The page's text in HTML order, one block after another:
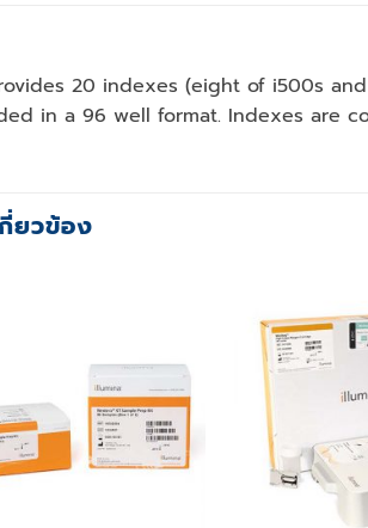
20 indexes (eight of i500s
in a 96 well format. Indexes are
ยวข้อง